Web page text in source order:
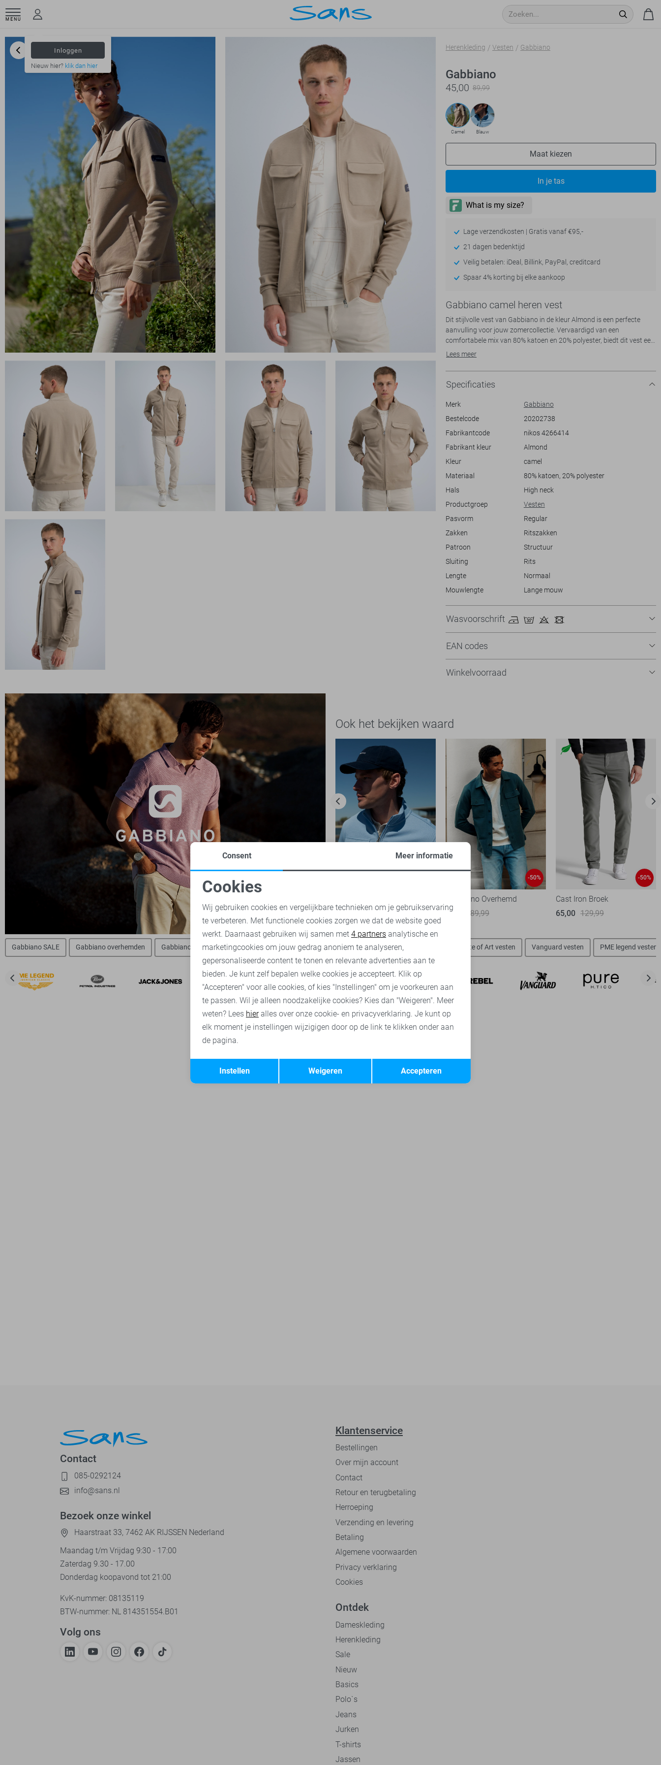
MENU
Inloggen
Nieuw hier? klik dan hier
Herenkleding Vesten Gabbiano
Gabbiano
45,00 89,99
Camel Blauw
Maat kiezen
In je tas
Lage verzendkosten | Gratis vanaf €95,-
21 dagen bedenktijd
Veilig betalen: iDeal, Billink, PayPal, creditcard
Spaar 4% korting bij elke aankoop
Gabbiano camel heren vest
Dit stijlvolle vest van Gabbiano in de kleur Almond is een perfecte
aanvulling voor jouw zomercollectie. Vervaardigd van een
comfortabele mix van 80% katoen en 20% polyester, biedt dit vest een
zacht en duurzaam draagcomfort. Met zijn urban stijl en regular fit
praktische ritsluiting maken het een functioneel stuk dat zowel stijlvol
als veelzijdig is.
Het vest heeft subtiele strepen en beschikt over ritszakken, ideaal
ontspannen wandeling maakt of een informele afspraak hebt, dit
Gabbiano vest past zich naadloos aan elke situatie aan. De lange
mouwen zorgen ervoor dat je het vest ook op koelere zomerdagen
moderne look, of draag het over een basic T-shirt voor een
nonchalante uitstraling.
Lees meer
Specificaties
Merk
Gabbiano
Bestelcode
20202738
Fabrikantcode
nikos 4266414
Fabrikant kleur
Almond
Kleur
camel
Materiaal
80% katoen, 20% polyester
Hals
High neck
Productgroep
Vesten
Pasvorm
Regular
Zakken
Ritszakken
Patroon
Structuur
Sluiting
Rits
Lengte
Normaal
Mouwlengte
Lange mouw
Wasvoorschrift
EAN codes
Winkelvoorraad
Ook het bekijken waard
45,00
89,99
-50%
Gabbiano Overhemd
45,00
89,99
-50%
Cast Iron Broek
65,00 129,99
Gabbiano SALE Gabbiano overhemden Gabbiano t-shirts Gabbiano polo`s Gabbiano broeken Gabbiano korte broeken State of Art vesten Vanguard vesten PME legend vesten
Contact
085-0292124
info@sans.nl
Bezoek onze winkel
Haarstraat 33, 7462 AK RIJSSEN Nederland
Maandag t/m Vrijdag 9:30 - 17:00
Zaterdag 9.30 - 17.00
Donderdag koopavond tot 21:00
KvK-nummer: 08135119
BTW-nummer: NL 814351554.B01
Volg ons
Klantenservice
Bestellingen
Over mijn account
Contact
Retour en terugbetaling
Herroeping
Verzending en levering
Betaling
Algemene voorwaarden
Privacy verklaring
Cookies
Ontdek
Dameskleding
Herenkleding
Sale
Nieuw
Basics
Polo`s
Jeans
Jurken
T-shirts
Jassen
Noodzakelijke cookies
Analytische cookies Marketing cookies
Terug Opslaan
Consent Meer informatie
Cookies
Wij gebruiken cookies en vergelijkbare technieken om je gebruikservaring
te verbeteren. Met functionele cookies zorgen we dat de website goed
werkt. Daarnaast gebruiken wij samen met 4 partners analytische en
marketingcookies om jouw gedrag anoniem te analyseren,
gepersonaliseerde content te tonen en relevante advertenties aan te
bieden. Je kunt zelf bepalen welke cookies je accepteert. Klik op
"Accepteren" voor alle cookies, of kies "Instellingen" om je voorkeuren aan
te passen. Wil je alleen noodzakelijke cookies? Kies dan "Weigeren". Meer
weten? Lees hieralles over onze cookie- en privacyverklaring. Je kunt op
elk moment je instellingen wijzigigen door op de link te klikken onder aan
de pagina.
Accepteren
Weigeren
Instellen